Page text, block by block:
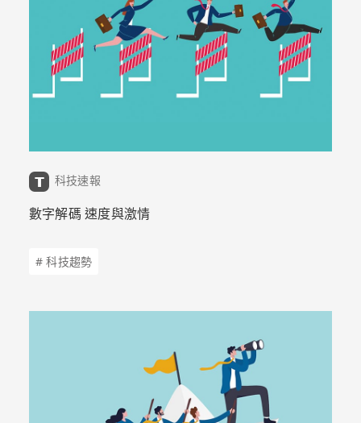
科技速報
數字解碼 速度與激情
# 科技趨勢